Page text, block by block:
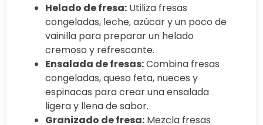
Helado de fresa: Utiliza fresas
congeladas, leche, azúcar y un poco de
vainilla para preparar un helado
cremoso y refrescante.
Ensalada de fresas:Combina fresas
congeladas, queso feta, nueces y
espinacas para crear una ensalada
ligera y llena de sabor.
Granizado de fresa: Mezcla fresas